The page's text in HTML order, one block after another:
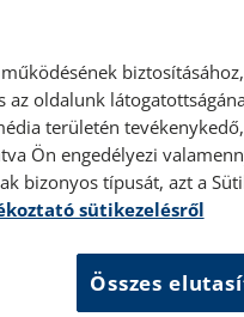
fontos?
történő előzetes
oldalunk
területén
Ön engedélyezi
bizonyos típusát, azt a
sütikezelésről
Összes